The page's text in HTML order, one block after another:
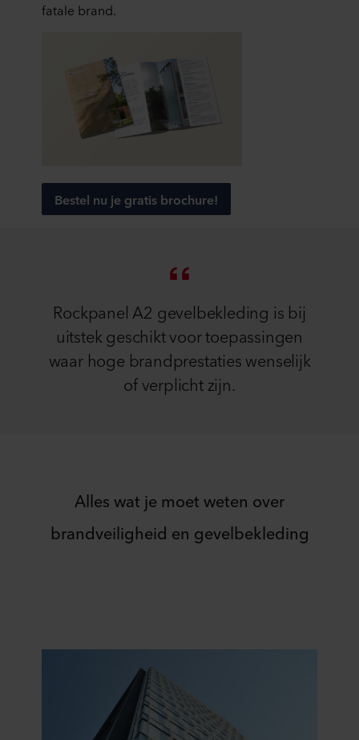
fatale brand.
Bestel nu je gratis brochure!
Rockpanel A2 gevelbekleding is bij
uitstek geschikt voor toepassingen
waar hoge brandprestaties wenselijk
of verplicht zijn.
Alles wat je moet weten over
brandveiligheid en gevelbekleding